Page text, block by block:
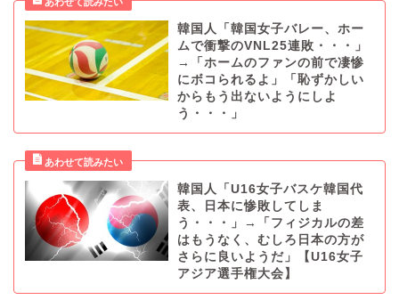
韓国人「韓国女子バレー、ホー
ムで衝撃のVNL25連敗・・・」
→「ホームのファンの前で凄惨
にボコられるよ」「恥ずかしい
からもう出ないようにしよ
う・・・」
韓国人「U16女子バスケ韓国代
表、日本に惨敗してしま
う・・・」→「フィジカルの差
はもうなく、むしろ日本の方が
さらに良いようだ」【U16女子
アジア選手権大会】